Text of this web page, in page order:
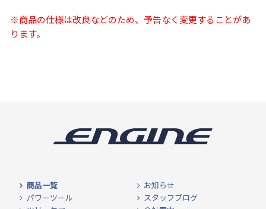
※商品の仕様は改良などのため、予告なく変更することがあ
ります。
商品一覧
パワーツール
お知らせ
スタッフブログ